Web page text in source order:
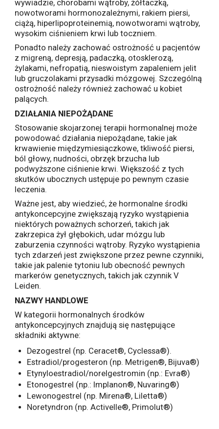
wywiadzie, chorobami wątroby, żółtaczką,
nowotworami hormonozależnymi, rakiem piersi,
ciążą, hiperlipoproteinemią, nowotworami wątroby,
wysokim ciśnieniem krwi lub toczniem.
Ponadto należy zachować ostrożność u pacjentów
z migreną, depresją, padaczką, otosklerozą,
żylakami, nefropatią, nieswoistym zapaleniem jelit
lub gruczolakami przysadki mózgowej. Szczególną
ostrożność należy również zachować u kobiet
palących.
DZIAŁANIA NIEPOŻĄDANE
Stosowanie skojarzonej terapii hormonalnej może
powodować działania niepożądane, takie jak
krwawienie międzymiesiączkowe, tkliwość piersi,
ból głowy, nudności, obrzęk brzucha lub
podwyższone ciśnienie krwi. Większość z tych
skutków ubocznych ustępuje po pewnym czasie
leczenia.
Ważne jest, aby wiedzieć, że hormonalne środki
antykoncepcyjne zwiększają ryzyko wystąpienia
niektórych poważnych schorzeń, takich jak
zakrzepica żył głębokich, udar mózgu lub
zaburzenia czynności wątroby. Ryzyko wystąpienia
tych zdarzeń jest zwiększone przez pewne czynniki,
takie jak palenie tytoniu lub obecność pewnych
markerów genetycznych, takich jak czynnik V
Leiden.
NAZWY HANDLOWE
W kategorii hormonalnych środków
antykoncepcyjnych znajdują się następujące
składniki aktywne:
Dezogestrel (np. Ceracet®, Cyclessa®).
Estradiol/progesteron (np. Metrigen®, Bijuva®)
Etynyloestradiol/norelgestromin (np.: Evra®)
Etonogestrel (np.: Implanon®, Nuvaring®)
Lewonogestrel (np. Mirena®, Liletta®)
Noretyndron (np. Activelle®, Primolut®)